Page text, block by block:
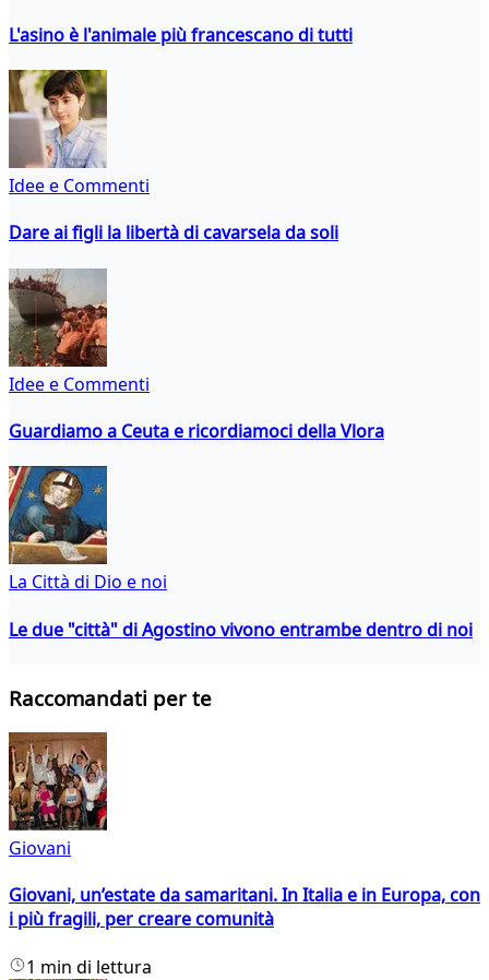
L'asino è l'animale più francescano di tutti
Idee e Commenti
Dare ai figli la libertà di cavarsela da soli
Idee e Commenti
Guardiamo a Ceuta e ricordiamoci della Vlora
La Città di Dio e noi
Le due "città" di Agostino vivono entrambe dentro di noi
Raccomandati per te
Giovani
Giovani, un’estate da samaritani. In Italia e in Europa, con
i più fragili, per creare comunità
1 min di lettura